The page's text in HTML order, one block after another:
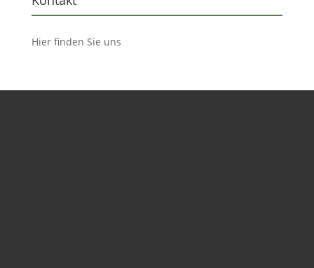
Hier finden Sie uns